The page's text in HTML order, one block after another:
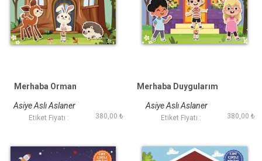
Merhaba Orman
Asiye Aslı Aslaner
Etiket Fiyatı : 380,00 ₺
Merhaba Duygularım
Asiye Aslı Aslaner
Etiket Fiyatı : 380,00 ₺